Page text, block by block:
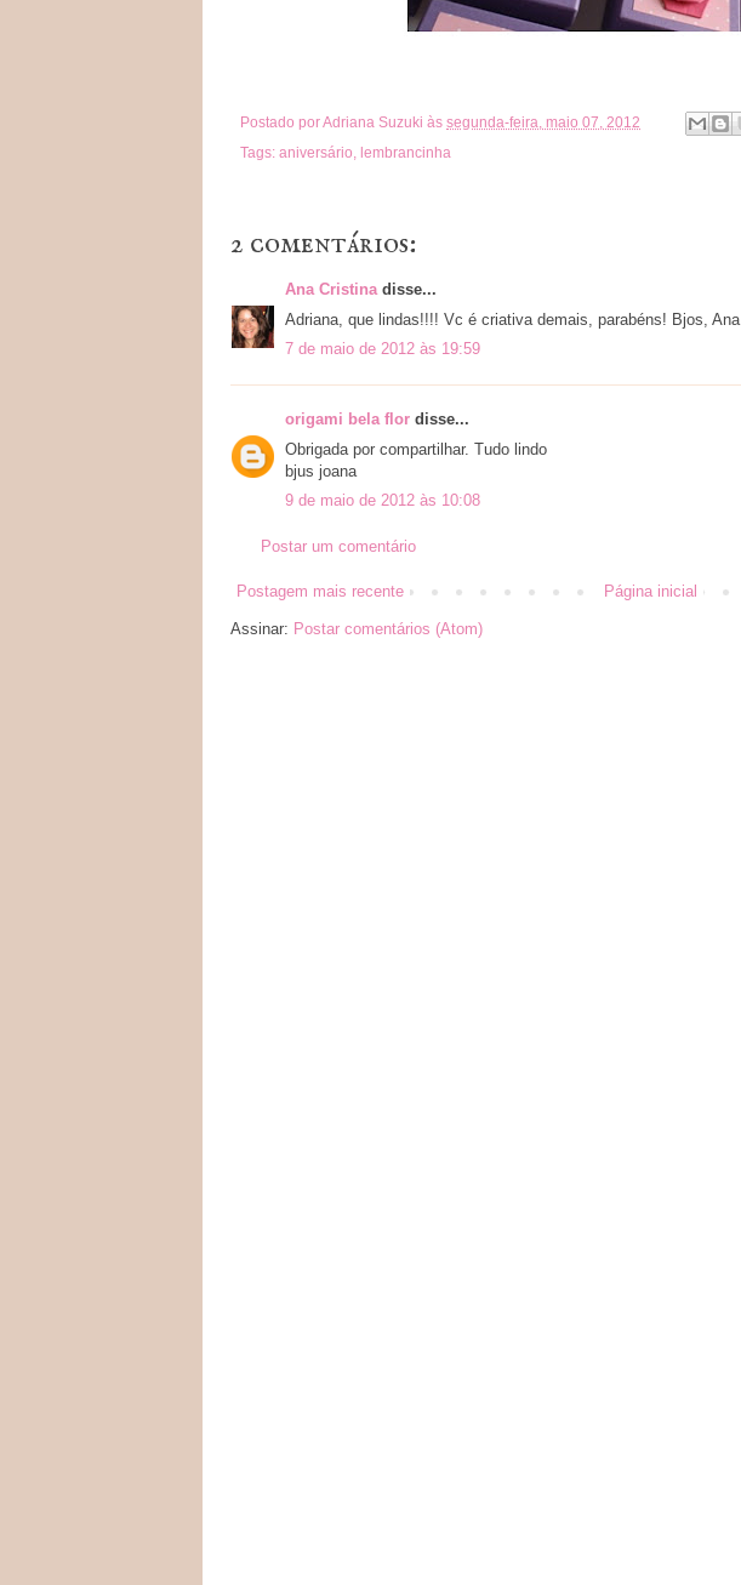
Postado porAdriana Suzuki às segunda-feira, maio 07, 2012
Tags: aniversário lembrancinha
2 comentários:
Ana Cristinadisse...
Adriana, que lindas!!!! Vc é criativa demais, parabéns! Bjos, Ana
7 de maio de 2012 às 19:59
origami bela flor disse...
Obrigada por compartilhar. Tudo lindo
bjus joana
9 de maio de 2012 às 10:08
Postar um comentário
Postagem mais recente Página inicial
Assinar: Postar comentários (Atom)